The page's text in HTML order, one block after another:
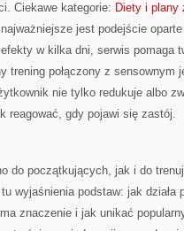
Ciekawe kategorie: Diety i plany
jest podejście
w kilka dni, serwis pomaga
trening połączony z sensownym
nie tylko redukuje albo
reagować, gdy pojawi się zastój.
do początkujących, jak i do
wyjaśnienia podstaw: jak działa
znaczenie i jak unikać